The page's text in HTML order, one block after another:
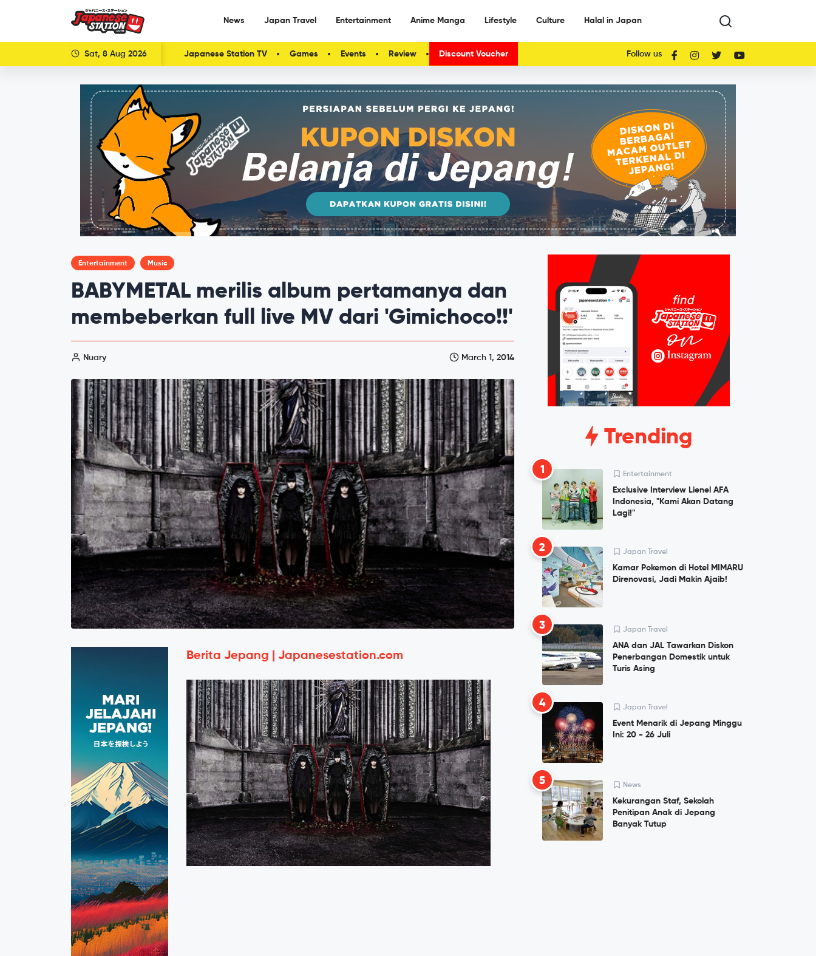
News Japan Travel Entertainment Anime Manga Lifestyle Culture Halal in Japan
Sat, 8 Aug 2026 Japanese Station TV Games Events Review Discount Voucher Follow us
Entertainment Music
BABYMETAL merilis album pertamanya dan
membeberkan full live MV dari 'Gimichoco!!'
Nuary March 1, 2014
Berita Jepang | Japanesestation.com
Trending
1 Entertainment
Exclusive Interview Lienel AFA
Indonesia, "Kami Akan Datang
Lagi!"
2 Japan Travel
Kamar Pokemon di Hotel MIMARU
Direnovasi, Jadi Makin Ajaib!
3 Japan Travel
ANA dan JAL Tawarkan Diskon
Penerbangan Domestik untuk
Turis Asing
4 Japan Travel
Event Menarik di Jepang Minggu
Ini: 20 - 26 Juli
5 News
Kekurangan Staf, Sekolah
Penitipan Anak di Jepang
Banyak Tutup